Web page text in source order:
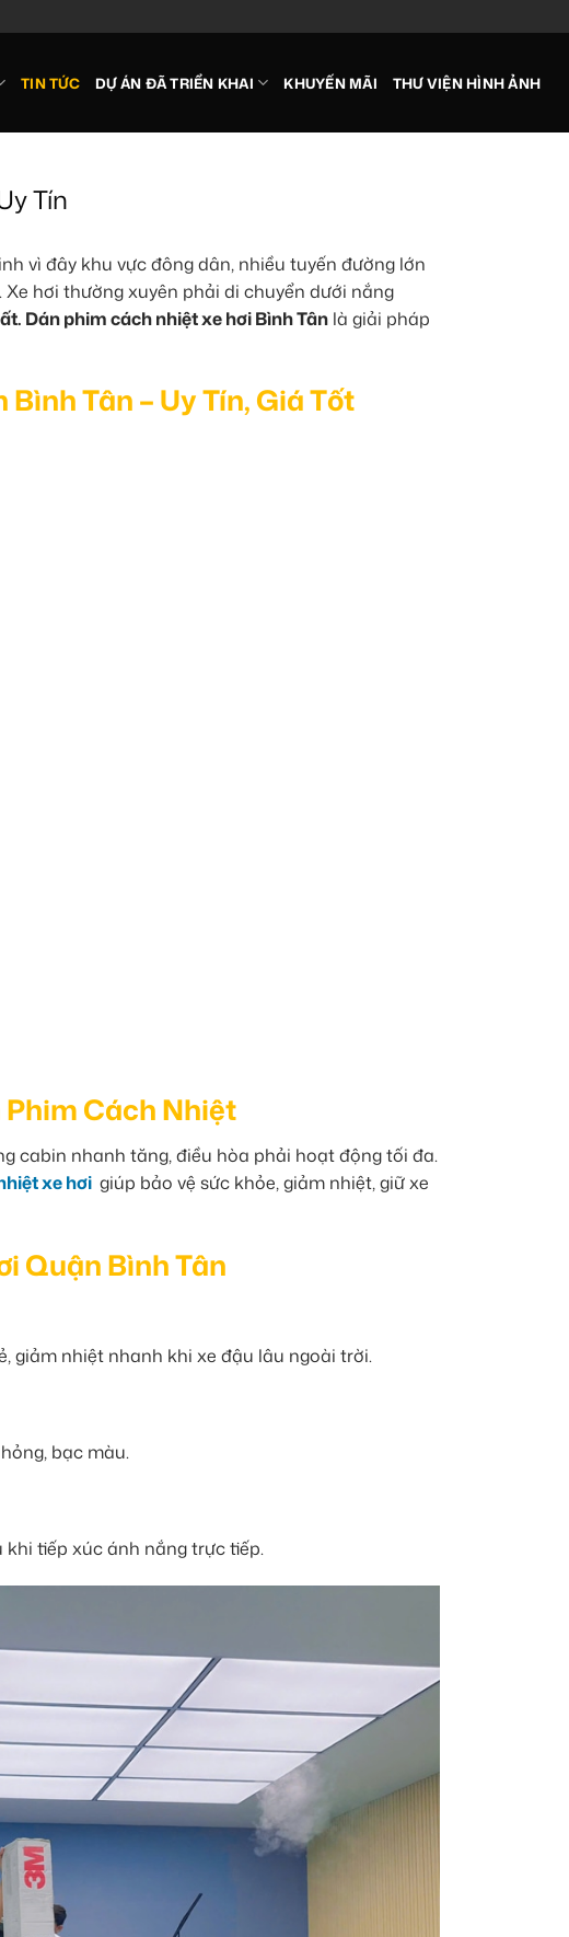
TIN TỨC DỰ ÁN ĐÃ TRIỂN KHAI KHUYẾN MÃI THƯ VIỆN HÌNH ẢNH
Tín
vì đây khu vực đông dân, nhiều tuyến đường lớn
hơi thường xuyên phải di chuyển dưới nắng
Dán phim cách nhiệt xe hơi Bình Tân là giải pháp
Tân – Uy Tín, Giá Tốt
Phim Cách Nhiệt
cabin nhanh tăng, điều hòa phải hoạt động tối đa.
xe hơi giúp bảo vệ sức khỏe, giảm nhiệt, giữ xe
Quận Bình Tân
giảm nhiệt nhanh khi xe đậu lâu ngoài trời.
bạc màu.
tiếp xúc ánh nắng trực tiếp.